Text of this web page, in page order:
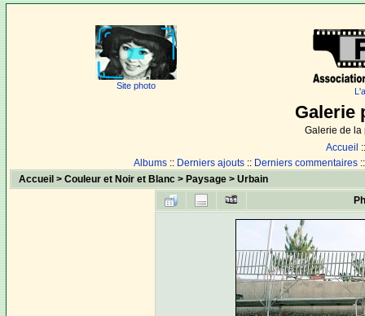
Site photo
Galerie
Galerie de la
Accueil
Albums :: Derniers ajouts :: Derniers commentaires
Accueil >Couleur et Noir et Blanc > Paysage >Urbain